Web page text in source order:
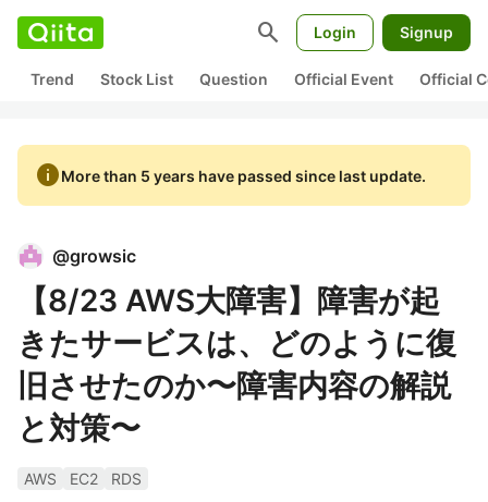
search Login Signup
Trend Stock List Question Official Event Official
infoMore than 5 years have passed since last update.
@growsic
【8/23 AWS大障害】障害が起
きたサービスは、どのように復
旧させたのか〜障害内容の解説
と対策〜
AWS EC2
RDS